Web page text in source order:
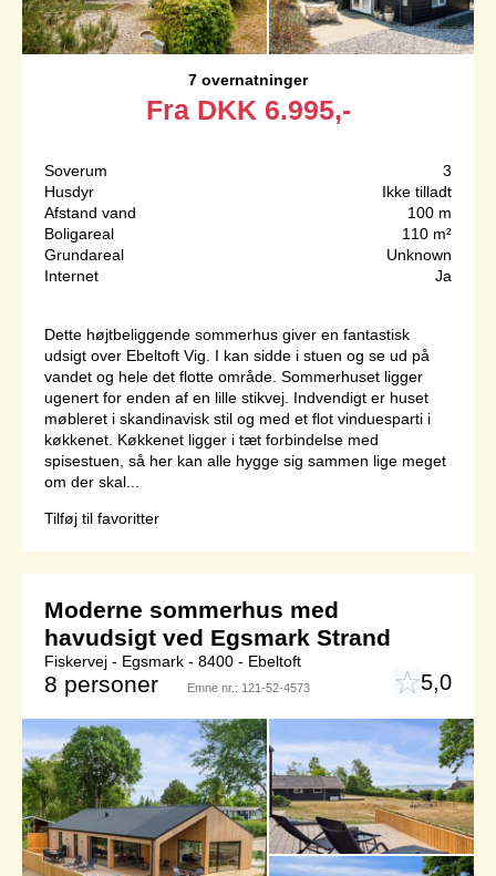
7 overnatninger
Fra DKK 6.995,-
Soverum
3
Husdyr
Ikke tilladt
Afstand vand
100 m
Boligareal
110 m²
Grundareal
Unknown
Internet
Ja
Dette højtbeliggende sommerhus giver en fantastisk
udsigt over Ebeltoft Vig. I kan sidde i stuen og se ud på
vandet og hele det flotte område. Sommerhuset ligger
ugenert for enden af en lille stikvej. Indvendigt er huset
møbleret i skandinavisk stil og med et flot vinduesparti i
køkkenet. Køkkenet ligger i tæt forbindelse med
spisestuen, så her kan alle hygge sig sammen lige meget
om der skal...
Tilføj til favoritter
Moderne sommerhus med
havudsigt ved Egsmark Strand
Fiskervej - Egsmark - 8400 - Ebeltoft
8 personer Emne nr.: 121-52-4573 5,0